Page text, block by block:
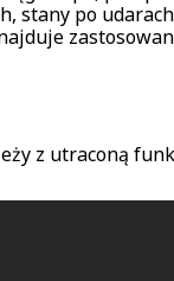
stany po
z utraconą